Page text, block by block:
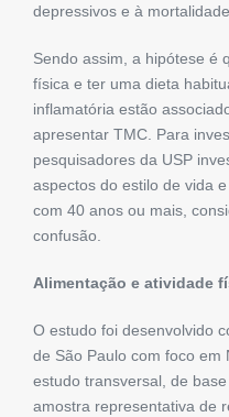
depressivos e à
Sendo assim, a hipótese é
física e ter uma dieta
inflamatória estão
apresentar TMC. Para
pesquisadores da USP
aspectos do estilo de vida
com 40 anos ou mais,
confusão.
Alimentação e atividade
O estudo foi desenvolvido
de São Paulo com foco em
estudo transversal, de
amostra representativa de